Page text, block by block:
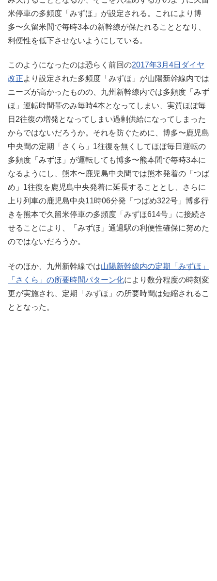
米停車の多頻度「みずほ」が設定される。これにより博
多〜久留米間で毎時3本の新幹線が保たれることとなり、
利便性を低下させないようにしている。
このようになったのは恐らく前回の2017年3月4日ダイヤ
改正 より設定された多頻度「みずほ」が山陽新幹線内では
ニーズが高かったものの、九州新幹線内では多頻度「みず
ほ」運転時間帯のみ毎時4本となってしまい、実質ほぼ毎
日2往復の増発となってしまい過剰供給になってしまった
からではないだろうか。それを防ぐために、博多〜鹿児島
中央間の定期「さくら」1往復を無くしてほぼ毎日運転の
多頻度「みずほ」が運転しても博多〜熊本間で毎時3本に
なるようにし、熊本〜鹿児島中央間では熊本発着の「つば
め」1往復を鹿児島中央発着に延長することとし、さらに
上り列車の鹿児島中央11時06分発「つばめ322号」博多行
きを熊本で久留米停車の多頻度「みずほ614号」に接続さ
せることにより、「みずほ」通過駅の利便性確保に努めた
のではないだろうか。
そのほか、九州新幹線では山陽新幹線内の定期「みずほ」
「さくら」の所要時間パターン化により数分程度の時刻変
更が実施され、定期「みずほ」の所要時間は短縮されるこ
ととなった。